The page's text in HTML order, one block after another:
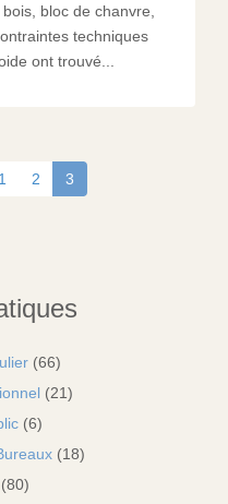
bloc de chanvre,
techniques
ont trouvé...
1 2 3
(66)
(21)
(6)
(18)